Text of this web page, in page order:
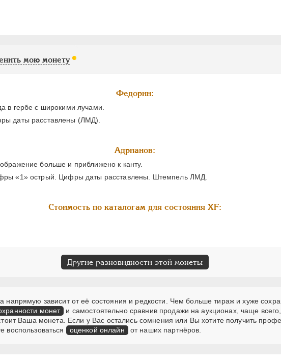
мою монету
Федорин:
в гербе с широкими лучами.
даты расставлены (ЛМД).
Адрианов:
больше и приближено к канту.
«1» острый. Цифры даты расставлены. Штемпель ЛМД.
Стоимость по каталогам для состояния XF:
Другие разновидности этой монеты
напрямую зависит от её состояния и редкости. Чем больше тираж и хуже
монет
и самостоятельно сравнив продажи на аукционах, чаще
Ваша монета. Если у Вас остались сомнения или Вы хотите получить
воспользоваться
оценкой онлайн от наших партнёров.